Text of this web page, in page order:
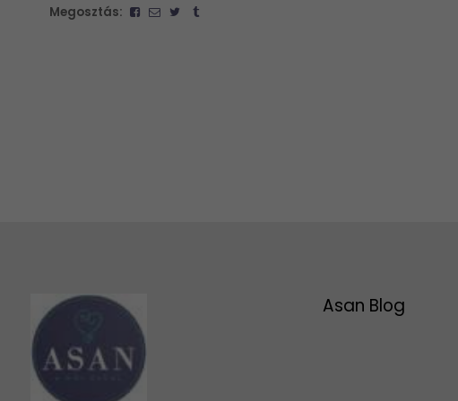
Megosztás:
Asan Blog